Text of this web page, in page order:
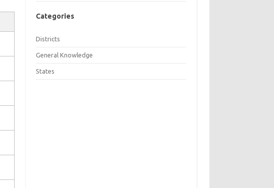
Categories
Districts
General Knowledge
States